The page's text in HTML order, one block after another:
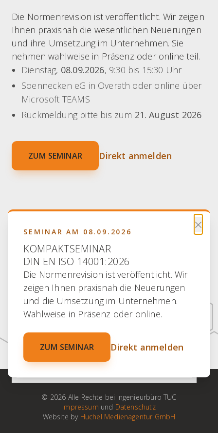
Die Normenrevision ist veröffentlicht. Wir zeigen
Ihnen praxisnah die wesentlichen Neuerungen
und ihre Umsetzung im Unternehmen. Sie
nehmen wahlweise in Präsenz oder online teil.
Dienstag, 08.09.2026, 9:30 bis 15:30 Uhr
Soennecken eG in Overath oder online über
Microsoft TEAMS
Rückmeldung bitte bis zum 21. August 2026
ZUM SEMINAR Direkt anmelden
×
SEMINAR AM 08.09.2026
KOMPAKTSEMINAR
DIN EN ISO 14001:2026
Die Normenrevision ist veröffentlicht. Wir
zeigen Ihnen praxisnah die Neuerungen
und die Umsetzung im Unternehmen.
Wahlweise in Präsenz oder online.
ZUM SEMINAR Direkt anmelden
30 JAHRE ERFAHRUNG
30 JAHRE PARTNERSCHAFT
30 JAHRE KOMPETENZ
30 JAHRE ENGAGEMENT
100 % VERTRAUEN
© 2026 Alle Rechte bei Ingenieurbüro TUC
Impressum und Datenschutz
Website by Huchel Medienagentur GmbH